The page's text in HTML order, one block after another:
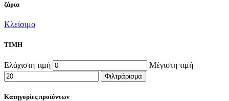
ζάρια
Κλείσιμο
ΤΙΜΗ
Ελάχιστη τιμή Μέγιστη τιμή
Φιλτράρισμα
Κατηγορίες προϊόντων